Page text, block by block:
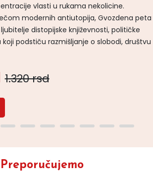
vlasti u rukama nekolicine.
modernih antiutopija, Gvozdena peta
distopijske književnosti, političke
podstiču razmišljanje o slobodi, društvu
1.320 rsd
Preporučujemo